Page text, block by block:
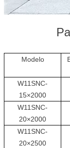
Modelo
W11SNC-
15×2000
W11SNC-
20×2000
W11SNC-
20×2500